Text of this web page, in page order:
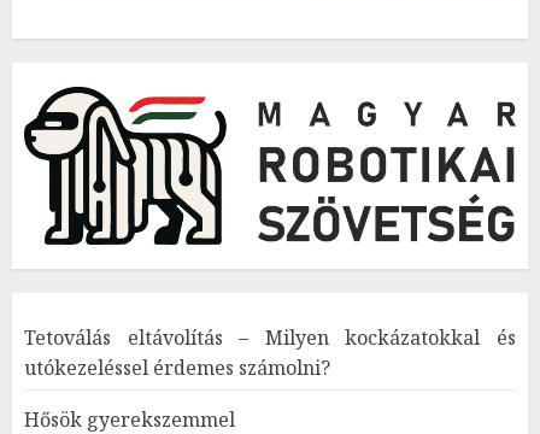
Tetoválás eltávolítás – Milyen kockázatokkal és
utókezeléssel érdemes számolni?
Hősök gyerekszemmel